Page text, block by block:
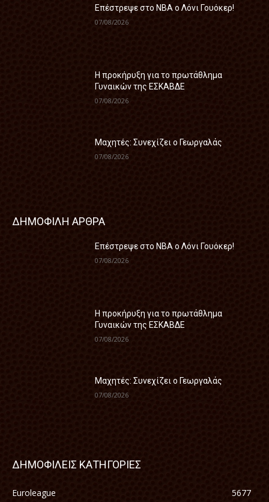
Επέστρεψε στο ΝΒΑ ο Λόνι Γουόκερ!
07/08/2026
Η προκήρυξη για το πρωτάθλημα
Γυναικών της ΕΣΚΑΒΔΕ
07/08/2026
Mαχητές: Συνεχίζει ο Γεωργαλάς
07/08/2026
ΔΗΜΟΦΙΛΗ ΑΡΘΡΑ
Επέστρεψε στο ΝΒΑ ο Λόνι Γουόκερ!
07/08/2026
Η προκήρυξη για το πρωτάθλημα
Γυναικών της ΕΣΚΑΒΔΕ
07/08/2026
Mαχητές: Συνεχίζει ο Γεωργαλάς
07/08/2026
ΔΗΜΟΦΙΛΕΙΣ ΚΑΤΗΓΟΡΙΕΣ
Euroleague
5677